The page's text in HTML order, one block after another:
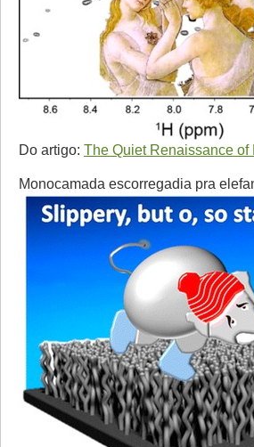
Do artigo: The Quiet Renaissance
Monocamada escorregadia pra